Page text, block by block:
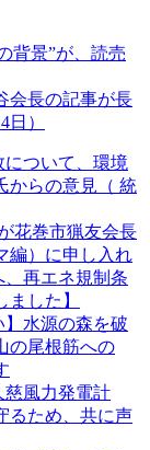
背景”が、読売
会長の記事が長
）
について、環境
らの意見（ 統
花巻市猟友会長
編）に申し入れ
、再エネ規制条
した】
】水源の森を破
の尾根筋への
慈風力発電計
るため、共に声